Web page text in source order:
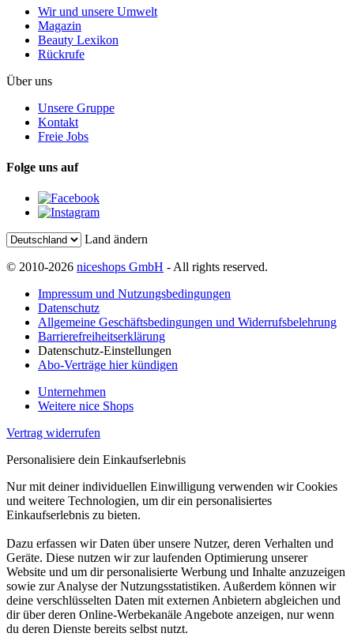
Wir und unsere Umwelt
Magazin
Beauty Lexikon
Rückrufe
Über uns
Unsere Gruppe
Kontakt
Freie Jobs
Folge uns auf
Land ändern
© 2010-2026 niceshops GmbH - All rights reserved.
Impressum und Nutzungsbedingungen
Datenschutz
Allgemeine Geschäftsbedingungen und Widerrufsbelehrung
Barrierefreiheitserklärung
Datenschutz-Einstellungen
Abo-Verträge hier kündigen
Unternehmen
Weitere nice Shops
Vertrag widerrufen
Personalisiere dein Einkaufserlebnis
Nur mit deiner individuellen Einwilligung verwenden wir Cookies
und weitere Technologien, um dir ein personalisiertes
Einkaufserlebnis zu bieten.
Dazu erfassen wir Daten über unsere Nutzer, deren Verhalten und
Geräte. Diese nutzen wir zur laufenden Optimierung unserer
Website und um dir personalisierte Werbung und Inhalte anzuzeigen
sowie zur Analyse der Nutzungsstatistiken. Außerdem können wir
deine verschlüsselten Daten mit externen Anbietern abgleichen und
dir über deren Online-Werbekanäle Angebote anzeigen, nur wenn
du deren Dienste bereits selbst nutzt.